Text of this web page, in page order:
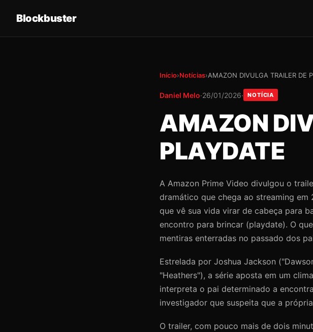
Blockbuster
Início›Notícias›AMAZON DIVULGA TRAILER DE
Daniel Melo·26/01/2026· NOTÍCIA
AMAZON
PLAYDATE
A Amazon Prime Video divulgou o
dramático que chega ao streaming
que vê sua vida virar de cabeça para
encontro para brincar (playdate). O
mentiras enterradas no passado dos
Estrelada por Joshua Jackson
"Heathers"), a série aposta em um
interpreta o pai determinado a
investigador que suspeita que a
O trailer, com pouco mais de dois